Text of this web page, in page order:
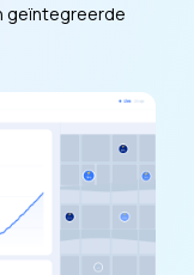
geïntegreerde